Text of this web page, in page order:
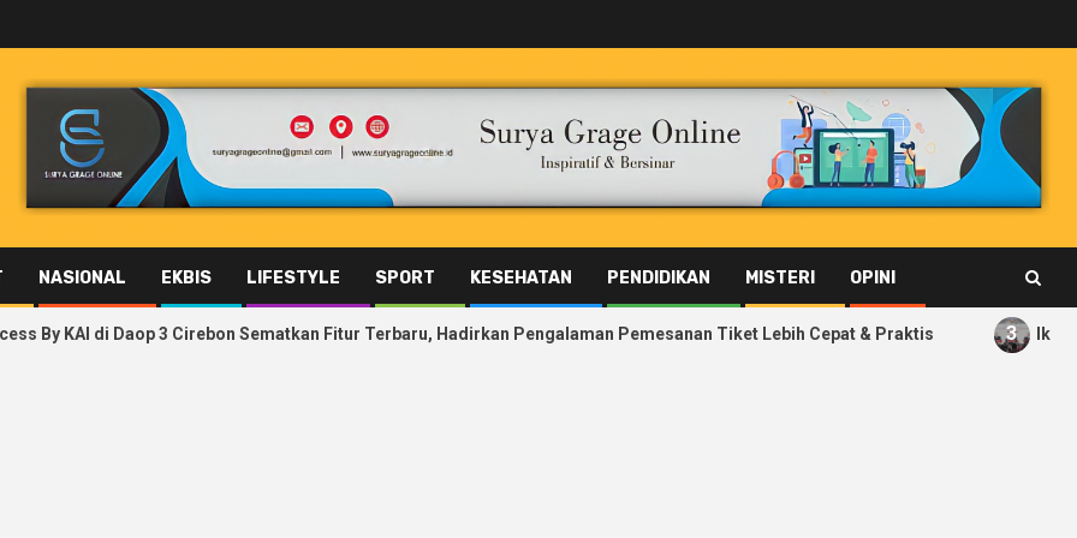
NASIONAL EKBIS LIFESTYLE SPORT KESEHATAN PENDIDIKAN MISTERI OPINI
3 Cirebon Sematkan Fitur Terbaru, Hadirkan Pengalaman Pemesanan Tiket Lebih Cepat & Praktis 3 Ikut Perkuat